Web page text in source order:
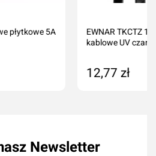
płytkowe 5A
EWNAR TKCTZ
kablowe UV
12,77 zł
Newsletter